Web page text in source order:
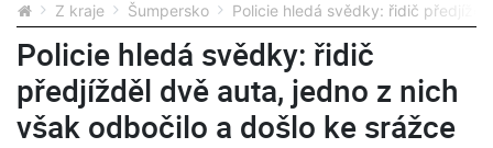
Z kraje Šumpersko Policie hledá svědky: řidič
Policie hledá svědky: řidič
předjížděl dvě auta, jedno z nich
však odbočilo a došlo ke srážce